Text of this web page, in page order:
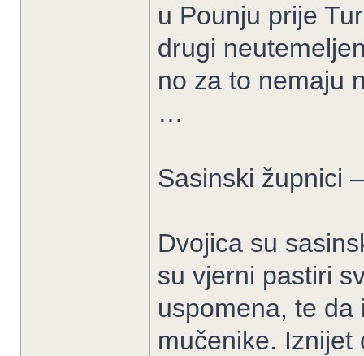
u Pounju prije
drugi
no za to nemaju
…
Sasinski župnici
Dvojica su
su vjerni pastiri
uspomena, te da
mučenike. Iznijet